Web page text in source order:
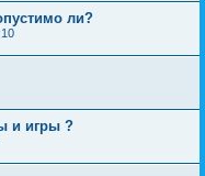
ли?
и игры ?